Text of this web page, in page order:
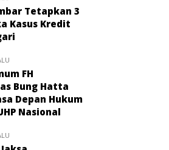
Tetapkan 3
Kasus Kredit
FH
Bung Hatta
Depan Hukum
Nasional